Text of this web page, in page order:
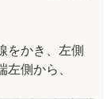
をかき、左側
側から、